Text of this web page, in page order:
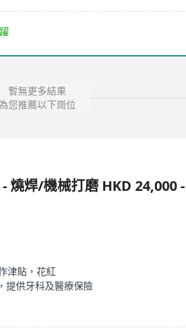
暫無更多結果
您推薦以下崗位
燒焊/機械打磨 HKD 24,000 -
津貼，花紅
提供牙科及醫療保險